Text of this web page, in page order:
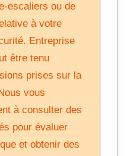
escaliers ou de
à votre
Entreprise
être tenu
prises sur la
vous
à consulter des
pour évaluer
et obtenir des